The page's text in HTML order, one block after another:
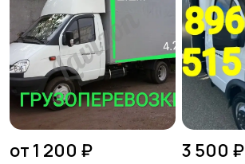
от 1 200 ₽ 3 500 ₽